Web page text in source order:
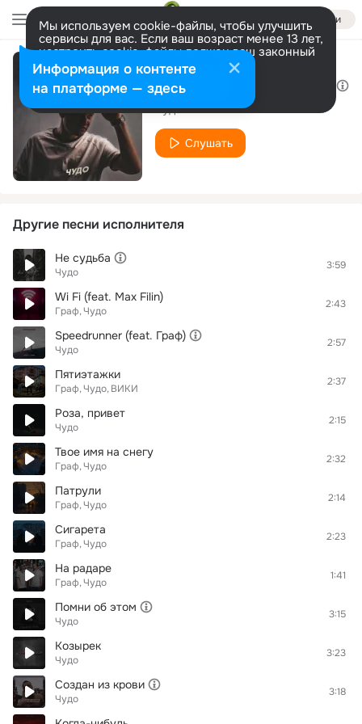
Войти
Мы используем cookie-файлы, чтобы улучшить
сервисы для вас. Если ваш возраст менее 13 лет,
настроить cookie-файлы должен ваш законный
представитель. Больше информации
Разрешить все Настроить
Чудо
Слушать
Другие песни исполнителя
Не судьба
Чудо
3:59
Wi Fi (feat. Max Filin)
Граф Чудо
2:43
Speedrunner (feat. Граф)
Чудо
2:57
Пятиэтажки
Граф Чудо ВИКИ
2:37
Роза, привет
Чудо
2:15
Твое имя на снегу
Граф Чудо
2:32
Патрули
Граф Чудо
2:14
Сигарета
Граф Чудо
2:23
На радаре
Граф Чудо
1:41
Помни об этом
Чудо
3:15
Козырек
Чудо
3:23
Создан из крови
Чудо
3:18
Информация о контенте
на платформе — здесь